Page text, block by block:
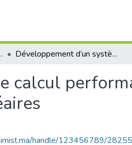
(CED - STSM) Développement d’un système de calcul performant et d’analyse neutronique des réacteurs nucléaires
calcul
handle/123456789/28255